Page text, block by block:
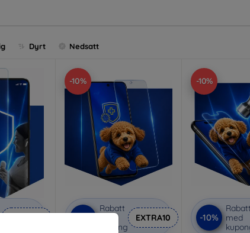
Dyrt Nedsatt
-10%
Rabatt
kupong
EXTRA10
-10%
-10%
Rabatt
med